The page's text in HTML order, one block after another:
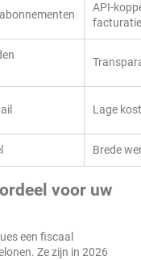
API-
facturatie
Lage
Brede
voor uw
een fiscaal
Ze zijn in 2026